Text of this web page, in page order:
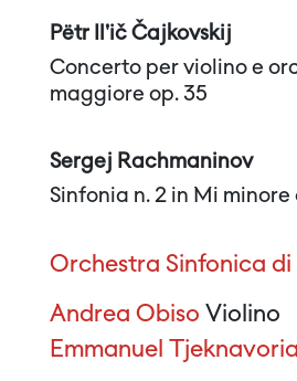
Pëtr Il'ič Čajkovskij
Concerto per violino e
maggiore op. 35
Sergej Rachmaninov
Sinfonia n. 2 in Mi minore
Orchestra Sinfonica
Andrea Obiso Violino
Emmanuel